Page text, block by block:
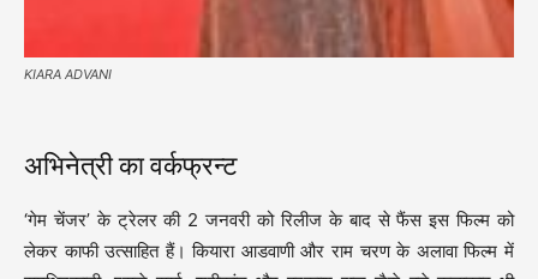
KIARA ADVANI
अभिनेत्री का वर्कफ्रन्ट
‘गेम चेंजर’ के ट्रेलर की 2 जनवरी को रिलीज के बाद से फैंस इस फिल्म को
लेकर काफी उत्साहित हैं। कियारा आडवाणी और राम चरण के अलावा फिल्म में